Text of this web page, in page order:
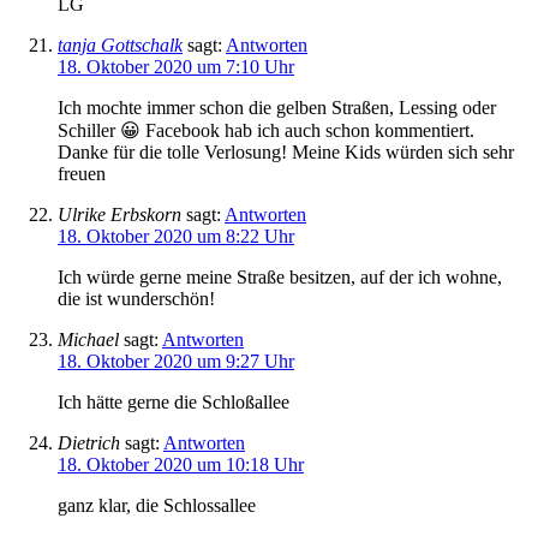
LG
tanja Gottschalk sagt: Antworten
18. Oktober 2020 um 7:10 Uhr
Ich mochte immer schon die gelben Straßen, Lessing oder
Schiller 😀 Facebook hab ich auch schon kommentiert.
Danke für die tolle Verlosung! Meine Kids würden sich sehr
freuen
Ulrike Erbskorn sagt: Antworten
18. Oktober 2020 um 8:22 Uhr
Ich würde gerne meine Straße besitzen, auf der ich wohne,
die ist wunderschön!
Michael sagt: Antworten
18. Oktober 2020 um 9:27 Uhr
Ich hätte gerne die Schloßallee
Dietrich sagt: Antworten
18. Oktober 2020 um 10:18 Uhr
ganz klar, die Schlossallee